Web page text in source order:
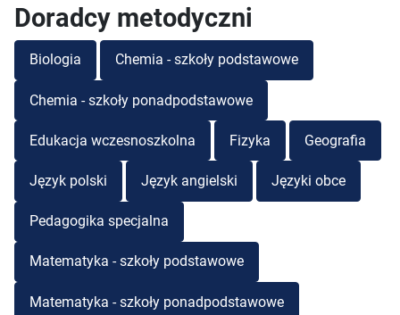
Doradcy metodyczni
Biologia Chemia - szkoły podstawowe
Chemia - szkoły ponadpodstawowe
Edukacja wczesnoszkolna Fizyka Geografia
Język polski Język angielski Języki obce
Pedagogika specjalna
Matematyka - szkoły podstawowe
Matematyka - szkoły ponadpodstawowe